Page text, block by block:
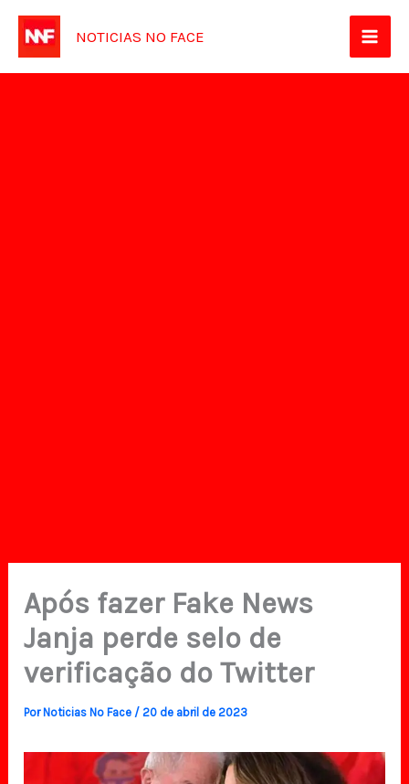
para
NOTICIAS NO FACE
Após fazer Fake News
Janja perde selo de
verificação do Twitter
PorNoticias No Face /20 de abril de 2023